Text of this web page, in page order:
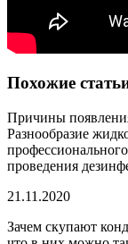
Похожие
Причины
Разнообразие
проведения
21.11.2020
Зачем скупают